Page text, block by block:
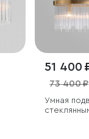
51 400
73 400 ₽
Умная